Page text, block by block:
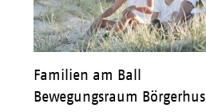
Familien am Ball
Bewegungsraum Börgerhus